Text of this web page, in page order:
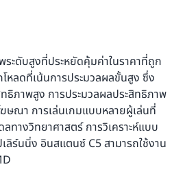
ะดับสูงที่ประหยัดคุ้มค่าในราคาที่ถูก
หลดที่เน้นการประมวลผลขั้นสูง ซึ่ง
ธิภาพสูง การประมวลผลประสิทธิภาพ
ษณา การเล่นเกมแบบหลายผู้เล่นที่
ลทางวิทยาศาสตร์ การวิเคราะห์แบบ
ลิร์นนิ่ง อินสแตนซ์ C5 สามารถใช้งาน